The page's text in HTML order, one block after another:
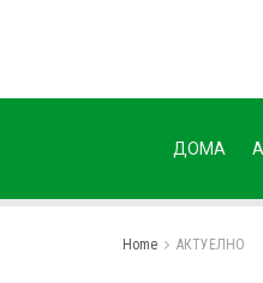
ДОМА
Home АКТУЕЛНО